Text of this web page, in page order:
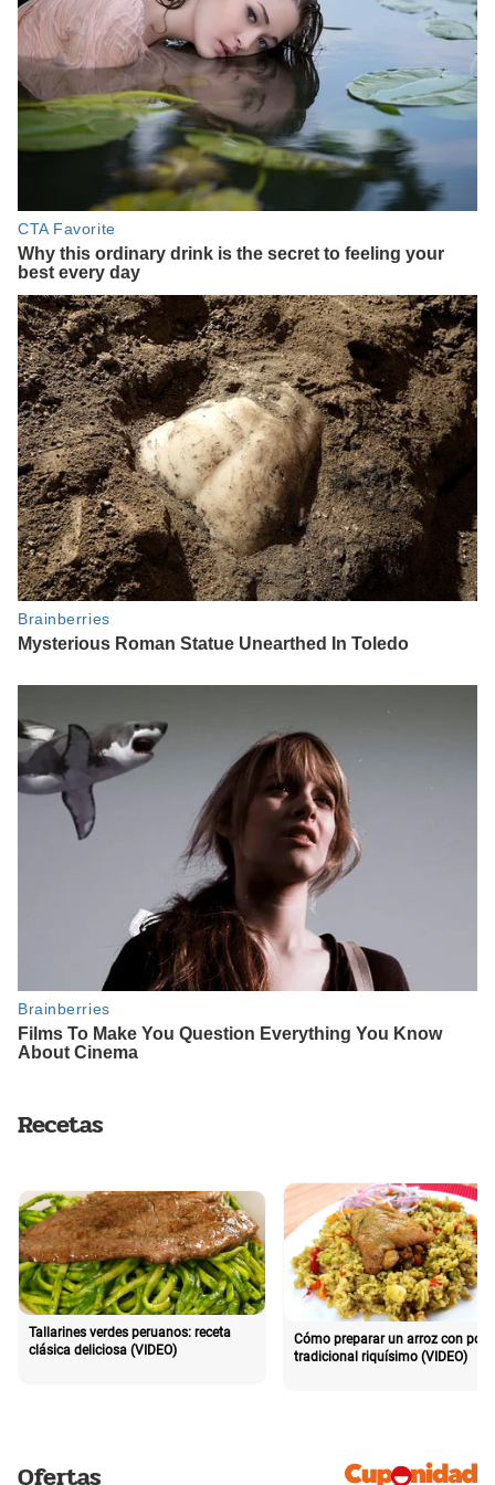
Recetas
Tallarines verdes peruanos: receta
clásica deliciosa (VIDEO)
Cómo preparar un arroz con pollo
tradicional riquísimo (VIDEO)
Ofertas